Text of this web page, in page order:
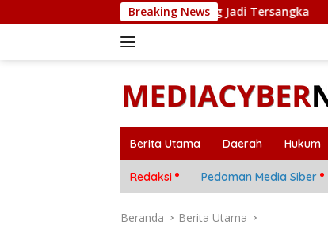
ke
Breaking News
11 Orang Jadi Tersangka Mobil Warga
Berita Utama Daerah Hukum
Redaksi Pedoman Media Siber
Beranda Berita Utama